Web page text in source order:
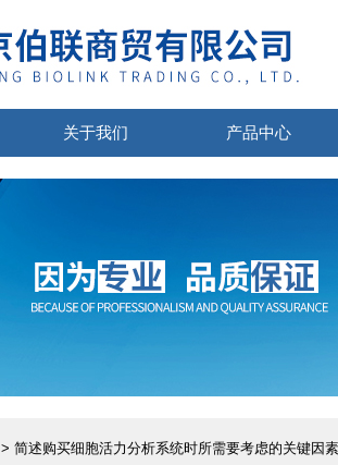
关于我们 产品中心
> 简述购买细胞活力分析系统时所需要考虑的关键因素